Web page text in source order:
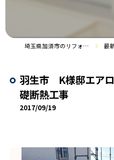
埼玉県加須市のリフォームなら株式会社エアロック 最新情報
羽生市 K様邸エア
礎断熱工事
2017/09/19